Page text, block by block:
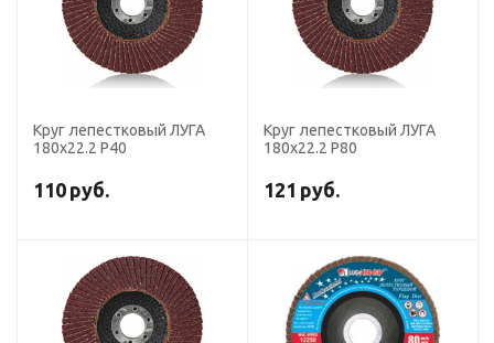
Круг лепестковый ЛУГА
180х22.2 Р40
110 руб.
Круг лепестковый ЛУГА
180х22.2 Р80
121 руб.